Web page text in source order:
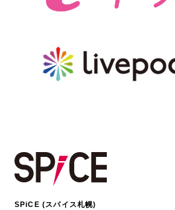
SPiCE (スパイス札幌)